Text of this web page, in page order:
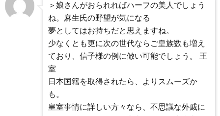
＞娘さんがおられればハーフの美人でしょう
ね。麻生氏の野望が気になる
夢としてはお持ちだと思えますね。
少なくとも更に次の世代ならご皇族数も増え
ており、信子様の例に倣い可能でしょう。 王
室
日本国籍を取得されたら、よりスムーズか
も。
皇室事情に詳しい方々なら、不思議な外戚に